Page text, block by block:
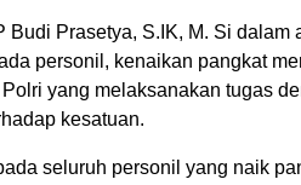
Budi Prasetya, S.IK, M. Si dalam
personil, kenaikan pangkat
yang melaksanakan tugas
kesatuan.
seluruh personil yang naik